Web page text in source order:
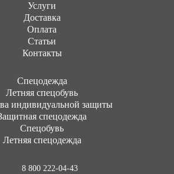
Услуги
Доставка
Оплата
Статьи
Контакты
Cпецодежда
Летняя спецобувь
индивидуальной защиты
спецодежда
Спецобувь
Летняя спецодежда
8 800 222-04-43